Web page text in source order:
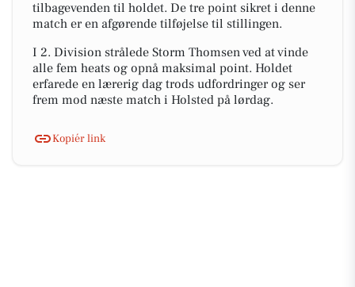
tilbagevenden til holdet. De tre point sikret i denne
match er en afgørende tilføjelse til stillingen.
I 2. Division strålede Storm Thomsen ved at vinde
alle fem heats og opnå maksimal point. Holdet
erfarede en lærerig dag trods udfordringer og ser
frem mod næste match i Holsted på lørdag.
Kopiér link